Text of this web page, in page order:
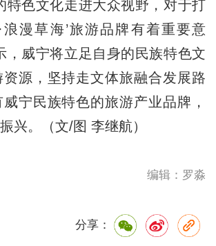
色文化走进大众视野，对于打
浪漫草海’旅游品牌有着重要意
，威宁将立足自身的民族特色文
源，坚持走文体旅融合发展路
宁民族特色的旅游产业品牌，
兴。（文/图 李继航）
编辑：罗淼
分享：